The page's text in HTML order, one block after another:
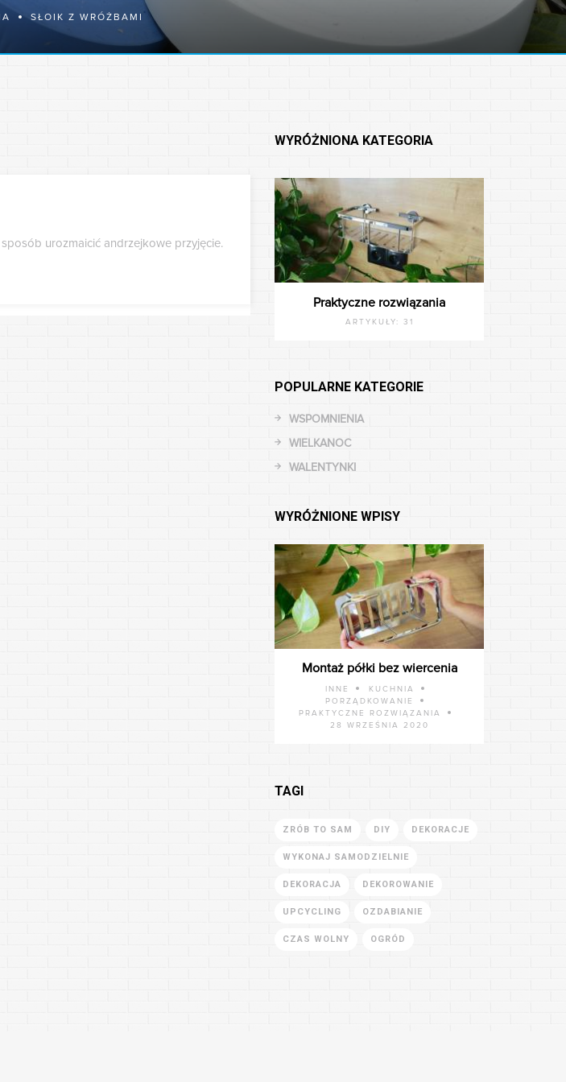
SŁOIK Z WRÓŻBAMI
urozmaicić andrzejkowe przyjęcie.
WYRÓŻNIONA KATEGORIA
Praktyczne rozwiązania
ARTYKUŁY: 31
POPULARNE KATEGORIE
WSPOMNIENIA
WIELKANOC
WALENTYNKI
WYRÓŻNIONE WPISY
Montaż półki bez wiercenia
INNE
KUCHNIA
PORZĄDKOWANIE
PRAKTYCZNE ROZWIĄZANIA
28 WRZEŚNIA 2020
TAGI
ZRÓB TO SAM DIY DEKORACJE
WYKONAJ SAMODZIELNIE
DEKORACJA DEKOROWANIE
UPCYCLING OZDABIANIE
CZAS WOLNY OGRÓD